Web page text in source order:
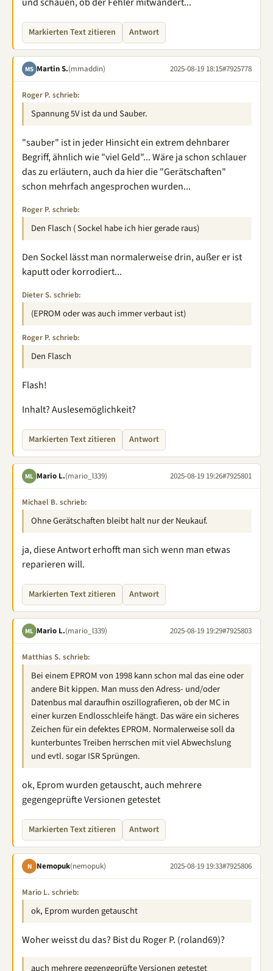
Markierten Text zitieren Antwort
MS Martin S.(mmaddin) 2025-08-19 18:15#7925778
Roger P. schrieb:
Spannung 5V ist da und Sauber.
"sauber" ist in jeder Hinsicht ein extrem dehnbarer
Begriff, ähnlich wie "viel Geld"... Wäre ja schon schlauer
das zu erläutern, auch da hier die "Gerätschaften"
schon mehrfach angesprochen wurden...
Roger P. schrieb:
Den Flasch ( Sockel habe ich hier gerade raus)
Den Sockel lässt man normalerweise drin, außer er ist
kaputt oder korrodiert...
Dieter S. schrieb:
(EPROM oder was auch immer verbaut ist)
Roger P. schrieb:
Den Flasch
Flash!
Inhalt? Auslesemöglichkeit?
Markierten Text zitieren Antwort
ML Mario L.(mario_l339) 2025-08-19 19:26#7925801
Michael B. schrieb:
Ohne Gerätschaften bleibt halt nur der Neukauf.
ja, diese Antwort erhofft man sich wenn man etwas
reparieren will.
Markierten Text zitieren Antwort
ML Mario L.(mario_l339) 2025-08-19 19:29#7925803
Matthias S. schrieb:
Bei einem EPROM von 1998 kann schon mal das eine oder
andere Bit kippen. Man muss den Adress- und/oder
Datenbus mal daraufhin oszillografieren, ob der MC in
einer kurzen Endlosschleife hängt. Das wäre ein sicheres
Zeichen für ein defektes EPROM. Normalerweise soll da
kunterbuntes Treiben herrschen mit viel Abwechslung
und evtl. sogar ISR Sprüngen.
ok, Eprom wurden getauscht, auch mehrere
gegengeprüfte Versionen getestet
Markierten Text zitieren Antwort
N Nemopuk(nemopuk) 2025-08-19 19:33#7925806
Mario L. schrieb:
ok, Eprom wurden getauscht
Woher weisst du das? Bist du Roger P. (roland69)?
auch mehrere gegengeprüfte Versionen getestet